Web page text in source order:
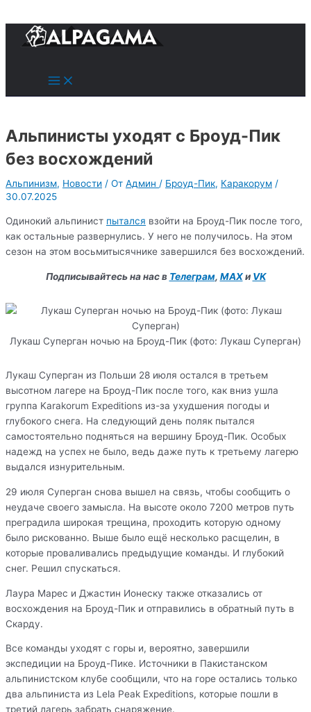
содержимому
Main
Menu
Альпинисты уходят с Броуд-Пик
без восхождений
Альпинизм, Новости / От Админ / Броуд-Пик, Каракорум /
30.07.2025
Одинокий альпинист пытался взойти на Броуд-Пик после того,
как остальные развернулись. У него не получилось. На этом
сезон на этом восьмитысячнике завершился без восхождений.
Подписывайтесь на нас в Телеграм, MAXи VK
Лукаш Суперган ночью на Броуд-Пик (фото: Лукаш Суперган)
Лукаш Суперган из Польши 28 июля остался в третьем
высотном лагере на Броуд-Пик после того, как вниз ушла
группа Karakorum Expeditions из-за ухудшения погоды и
глубокого снега. На следующий день поляк пытался
самостоятельно подняться на вершину Броуд-Пик. Особых
надежд на успех не было, ведь даже путь к третьему лагерю
выдался изнурительным.
29 июля Суперган снова вышел на связь, чтобы сообщить о
неудаче своего замысла. На высоте около 7200 метров путь
преградила широкая трещина, проходить которую одному
было рискованно. Выше было ещё несколько расщелин, в
которые проваливались предыдущие команды. И глубокий
снег. Решил спускаться.
Лаура Марес и Джастин Ионеску также отказались от
восхождения на Броуд-Пик и отправились в обратный путь в
Скарду.
Все команды уходят с горы и, вероятно, завершили
экспедиции на Броуд-Пике. Источники в Пакистанском
альпинистском клубе сообщили, что на горе остались только
два альпиниста из Lela Peak Expeditions, которые пошли в
третий лагерь забрать снаряжение.